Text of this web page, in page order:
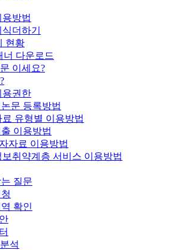
용방법
더하기
현황
너 다운로드
이세요?
용권한
문 등록방법
료 유형별 이용방법
이용방법
자료 이용방법
보취약계층 서비스 이용방법
질문
확인
석